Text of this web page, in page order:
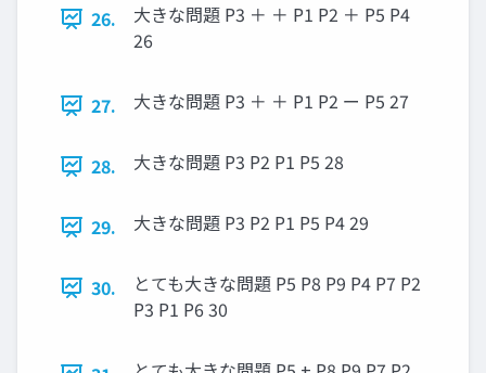
26.
大きな問題 P3 ＋ ＋ P1 P2 ＋ P5 P4
26
27. 大きな問題 P3 ＋ ＋ P1 P2 ー P5 27
28. 大きな問題 P3 P2 P1 P5 28
29. 大きな問題 P3 P2 P1 P5 P4 29
30.
とても大きな問題 P5 P8 P9 P4 P7 P2
P3 P1 P6 30